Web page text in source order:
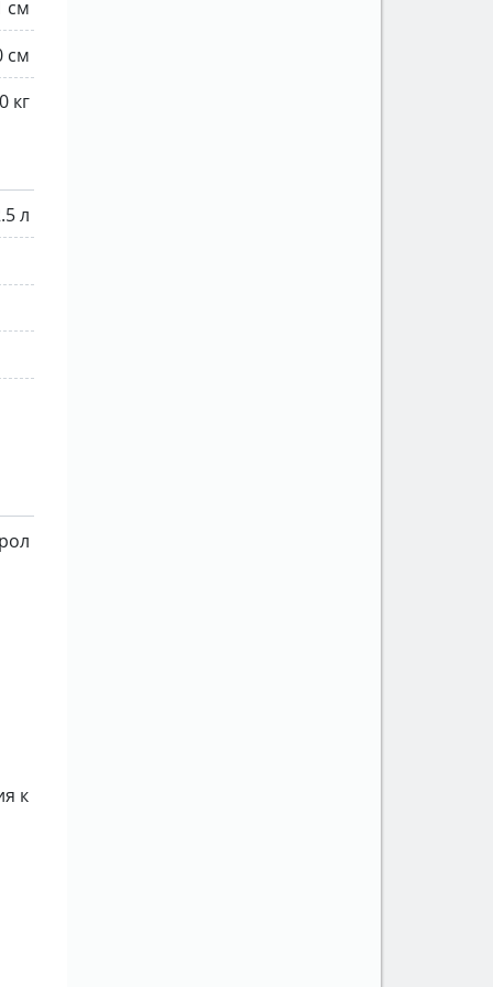
см
см
кг
л
к